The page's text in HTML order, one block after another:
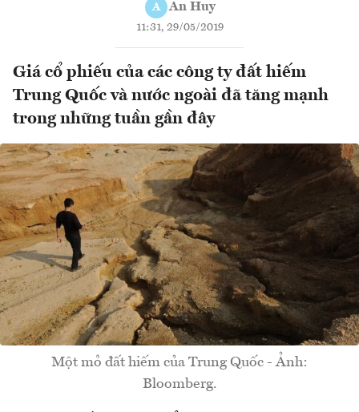
A An Huy
11:31, 29/05/2019
Giá cổ phiếu của các công ty đất hiếm
Trung Quốc và nước ngoài đã tăng mạnh
trong những tuần gần đây
Một mỏ đất hiếm của Trung Quốc - Ảnh:
Bloomberg.